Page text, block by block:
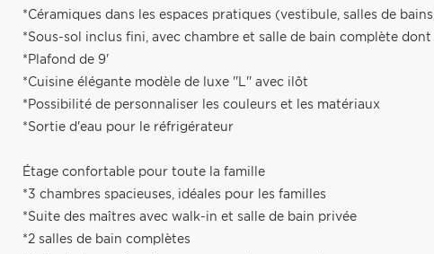
*Céramiques dans les espaces pratiques (vestibule, salles de
*Sous-sol inclus fini, avec chambre et salle de bain complète
*Plafond de 9'
*Cuisine élégante modèle de luxe ''L'' avec ilôt
*Possibilité de personnaliser les couleurs et les matériaux
*Sortie d'eau pour le réfrigérateur
Étage confortable pour toute la famille
*3 chambres spacieuses, idéales pour les familles
*Suite des maîtres avec walk-in et salle de bain privée
*2 salles de bain complètes